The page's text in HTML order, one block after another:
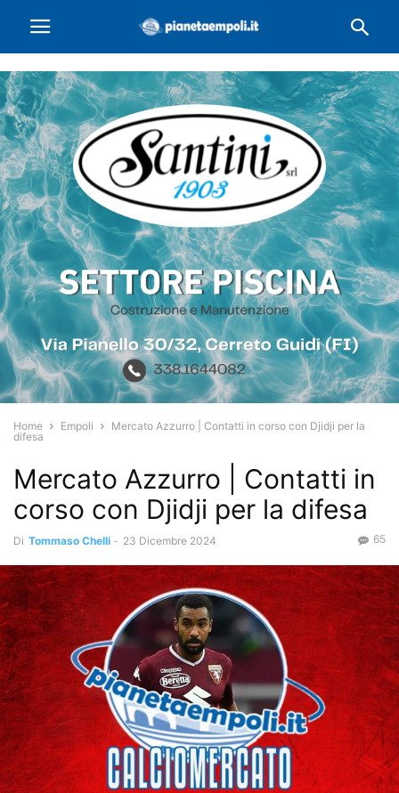
Home Empoli
Mercato Azzurro | Contatti in corso con Djidji per la
difesa
Mercato Azzurro | Contatti in
corso con Djidji per la difesa
Di Tommaso Chelli - 23 Dicembre 2024 65